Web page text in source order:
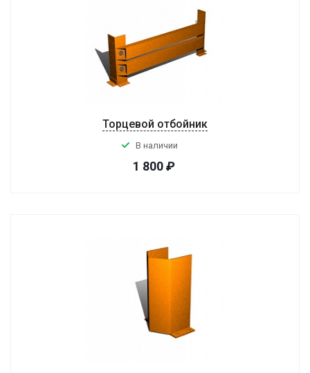
Торцевой отбойник
В наличии
1 800₽